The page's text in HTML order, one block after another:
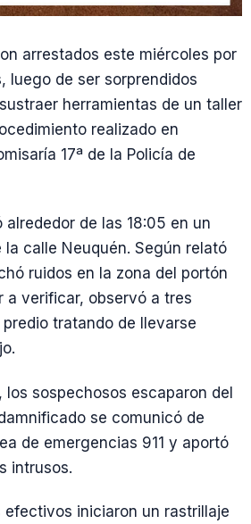
arrestados este miércoles por
luego de ser sorprendidos
herramientas de un taller
realizado en
17ª de la Policía de
alrededor de las 18:05 en un
calle Neuquén. Según relató
ruidos en la zona del portón
a verificar, observó a tres
tratando de llevarse
los sospechosos escaparon del
se comunicó de
de emergencias 911 y aportó
intrusos.
efectivos iniciaron un rastrillaje